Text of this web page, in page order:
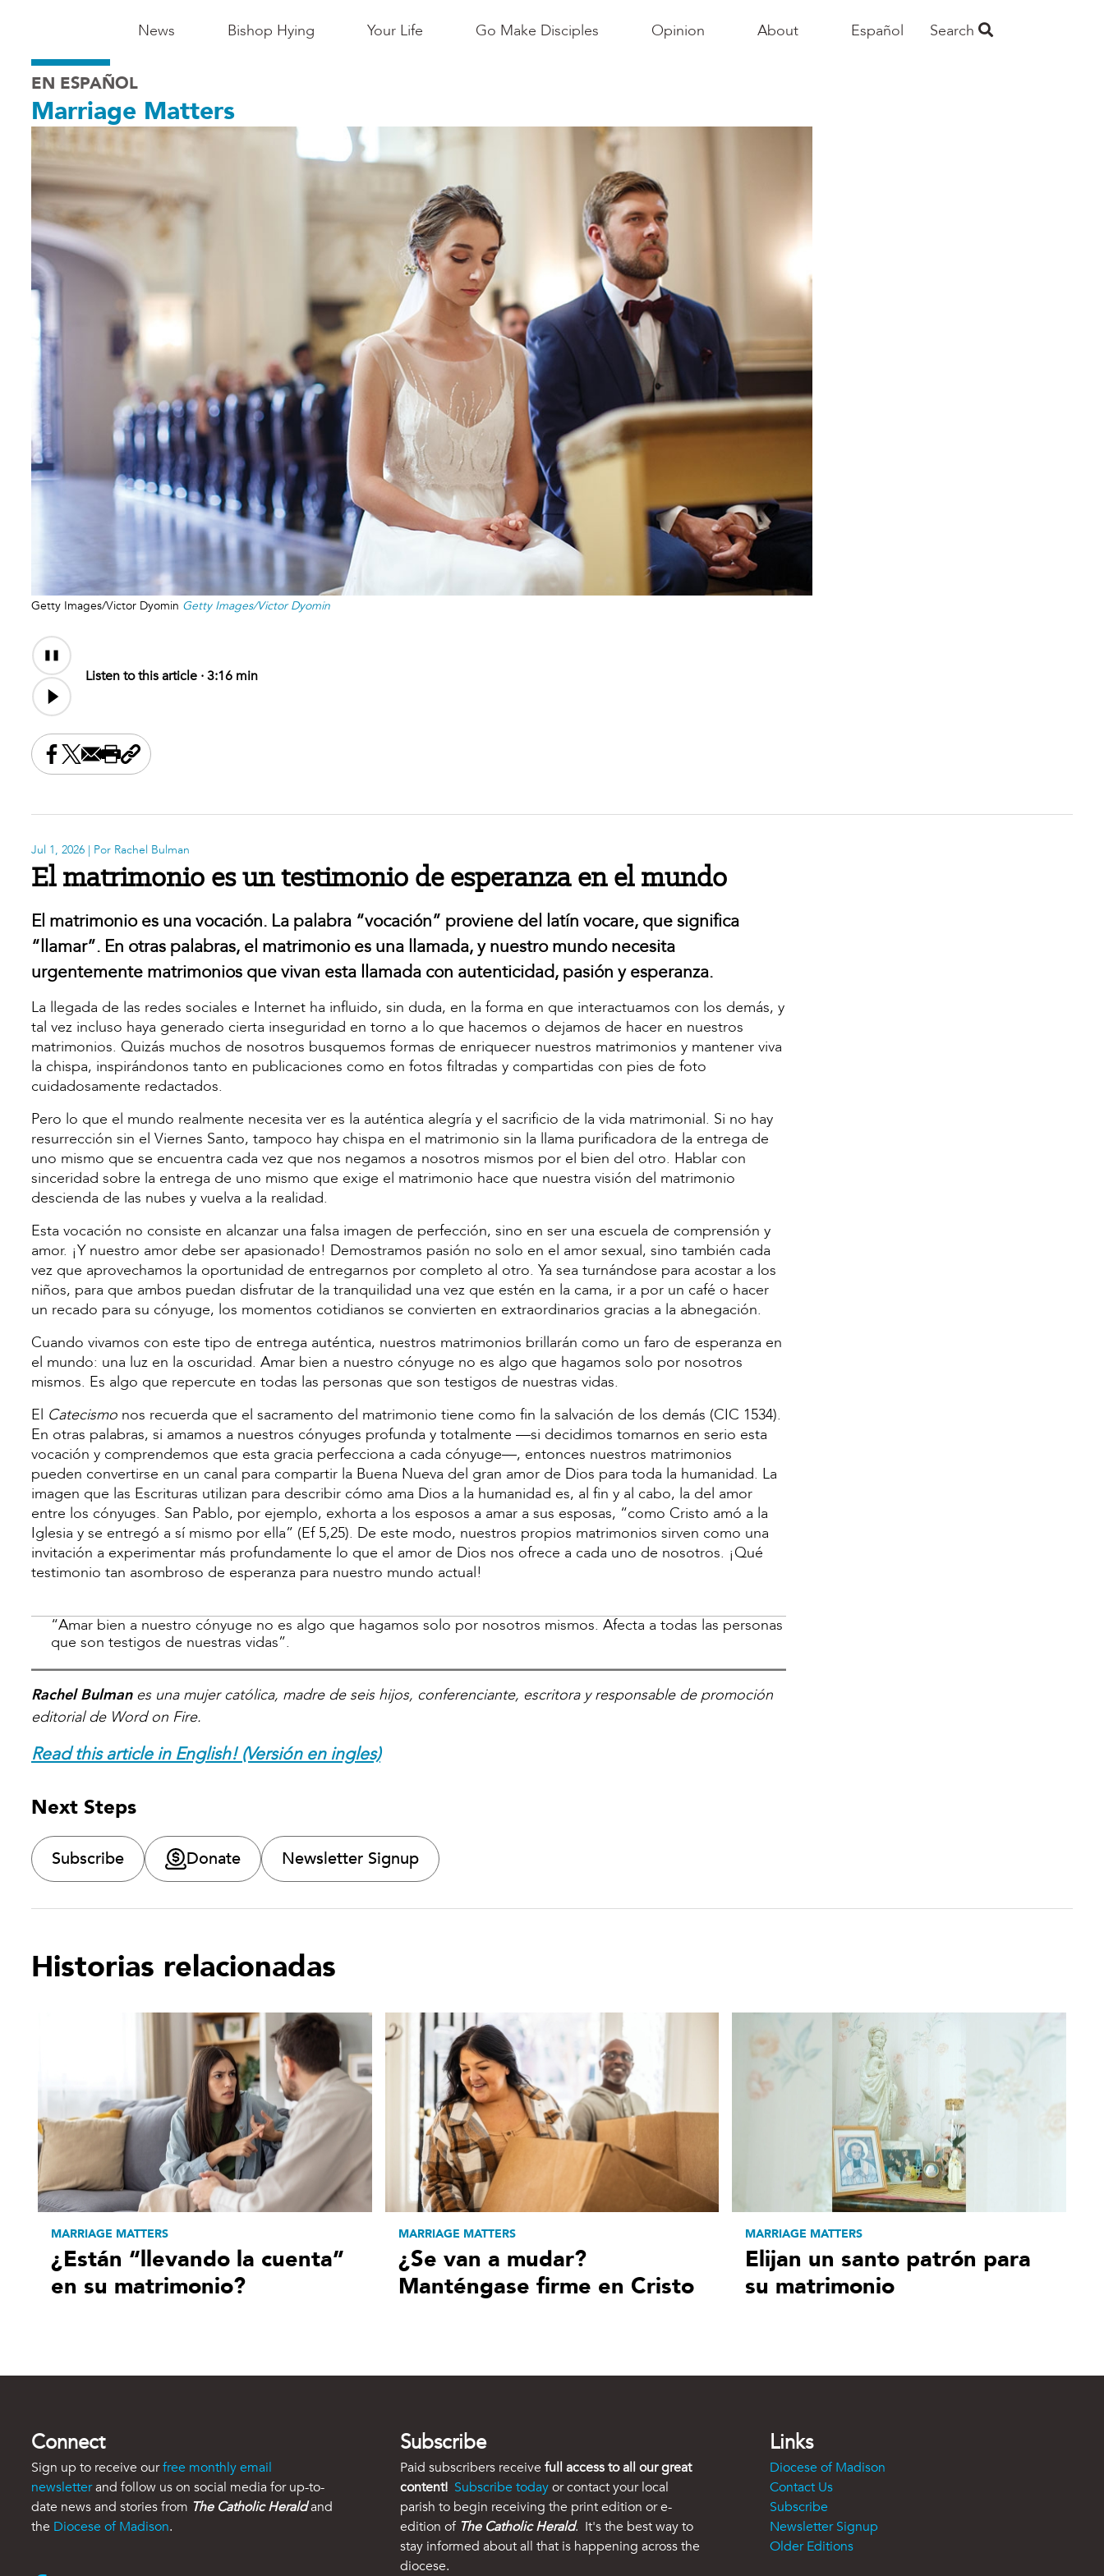
Main
-
Madison
News Bishop Hying Your Life Go Make Disciples Opinion About Español Search
EN ESPAÑOL
Marriage Matters
Getty Images/Victor Dyomin Getty Images/Victor Dyomin
Audio
Content
Listen to this article ·3:16 min
Share this on Facebook
Share this on X
Share this by email
Print this page
Copy the page address
Jul 1, 2026 | Por Rachel Bulman
El matrimonio es un testimonio de esperanza en el mundo
El matrimonio es una vocación. La palabra “vocación” proviene del latín vocare, que significa
“llamar”. En otras palabras, el matrimonio es una llamada, y nuestro mundo necesita
urgentemente matrimonios que vivan esta llamada con autenticidad, pasión y esperanza.
La llegada de las redes sociales e Internet ha influido, sin duda, en la forma en que interactuamos con los demás, y
tal vez incluso haya generado cierta inseguridad en torno a lo que hacemos o dejamos de hacer en nuestros
matrimonios. Quizás muchos de nosotros busquemos formas de enriquecer nuestros matrimonios y mantener viva
la chispa, inspirándonos tanto en publicaciones como en fotos filtradas y compartidas con pies de foto
cuidadosamente redactados.
Pero lo que el mundo realmente necesita ver es la auténtica alegría y el sacrificio de la vida matrimonial. Si no hay
resurrección sin el Viernes Santo, tampoco hay chispa en el matrimonio sin la llama purificadora de la entrega de
uno mismo que se encuentra cada vez que nos negamos a nosotros mismos por el bien del otro. Hablar con
sinceridad sobre la entrega de uno mismo que exige el matrimonio hace que nuestra visión del matrimonio
descienda de las nubes y vuelva a la realidad.
Esta vocación no consiste en alcanzar una falsa imagen de perfección, sino en ser una escuela de comprensión y
amor. ¡Y nuestro amor debe ser apasionado! Demostramos pasión no solo en el amor sexual, sino también cada
vez que aprovechamos la oportunidad de entregarnos por completo al otro. Ya sea turnándose para acostar a los
niños, para que ambos puedan disfrutar de la tranquilidad una vez que estén en la cama, ir a por un café o hacer
un recado para su cónyuge, los momentos cotidianos se convierten en extraordinarios gracias a la abnegación.
Cuando vivamos con este tipo de entrega auténtica, nuestros matrimonios brillarán como un faro de esperanza en
el mundo: una luz en la oscuridad. Amar bien a nuestro cónyuge no es algo que hagamos solo por nosotros
mismos. Es algo que repercute en todas las personas que son testigos de nuestras vidas.
El Catecismo nos recuerda que el sacramento del matrimonio tiene como fin la salvación de los demás (CIC 1534).
En otras palabras, si amamos a nuestros cónyuges profunda y totalmente —si decidimos tomarnos en serio esta
vocación y comprendemos que esta gracia perfecciona a cada cónyuge—, entonces nuestros matrimonios
pueden convertirse en un canal para compartir la Buena Nueva del gran amor de Dios para toda la humanidad. La
imagen que las Escrituras utilizan para describir cómo ama Dios a la humanidad es, al fin y al cabo, la del amor
entre los cónyuges. San Pablo, por ejemplo, exhorta a los esposos a amar a sus esposas, “como Cristo amó a la
Iglesia y se entregó a sí mismo por ella” (Ef 5,25). De este modo, nuestros propios matrimonios sirven como una
invitación a experimentar más profundamente lo que el amor de Dios nos ofrece a cada uno de nosotros. ¡Qué
testimonio tan asombroso de esperanza para nuestro mundo actual!
“Amar bien a nuestro cónyuge no es algo que hagamos solo por nosotros mismos. Afecta a todas las personas
que son testigos de nuestras vidas”.
Rachel Bulmanes una mujer católica, madre de seis hijos, conferenciante, escritora y responsable de promoción
editorial de Word on Fire.
Read this article in English! (Versión en ingles)
Next Steps
Subscribe Donate Newsletter Signup
Historias relacionadas
MARRIAGE MATTERS
¿Están “llevando la cuenta”
en su matrimonio?
MARRIAGE MATTERS
¿Se van a mudar?
Manténgase firme en Cristo
MARRIAGE MATTERS
Elijan un santo patrón para
su matrimonio
Connect
Sign up to receive ourfree monthly email
newsletterand follow us on social media for up-to-
date news and stories from The Catholic Heraldand
the Diocese of Madison.
Subscribe
Paid subscribers receivefull access to all our great
content! Subscribe todayor contact your local
parish to begin receiving the print edition or e-
edition of The Catholic Herald. It's the best way to
stay informed about all that is happening across the
diocese.
Links
Diocese of Madison
Contact Us
Subscribe
Newsletter Signup
Older Editions